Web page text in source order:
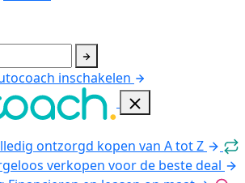
inschakelen
ontzorgd kopen van A tot Z
verkopen voor de beste deal